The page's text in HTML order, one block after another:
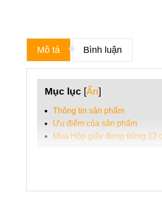
Mô tả Bình luận
Mục lục [Ẩn]
Thông tin sản phẩm
Ưu điểm của sản phẩm
Mua Hộp giấy đựng trứng 12